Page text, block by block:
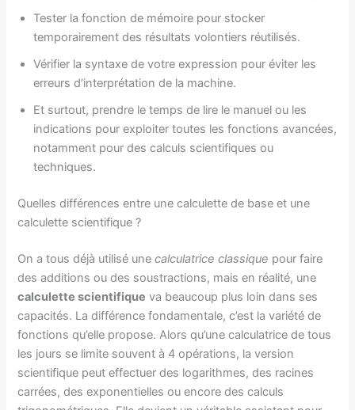
Tester la fonction de mémoire pour stocker
temporairement des résultats volontiers réutilisés.
Vérifier la syntaxe de votre expression pour éviter les
erreurs d’interprétation de la machine.
Et surtout, prendre le temps de lire le manuel ou les
indications pour exploiter toutes les fonctions avancées,
notamment pour des calculs scientifiques ou
techniques.
Quelles différences entre une calculette de base et une
calculette scientifique ?
On a tous déjà utilisé unecalculatrice classique pour faire
des additions ou des soustractions, mais en réalité, une
calculette scientifique va beaucoup plus loin dans ses
capacités. La différence fondamentale, c’est la variété de
fonctions qu’elle propose. Alors qu’une calculatrice de tous
les jours se limite souvent à 4 opérations, la version
scientifique peut effectuer des logarithmes, des racines
carrées, des exponentielles ou encore des calculs